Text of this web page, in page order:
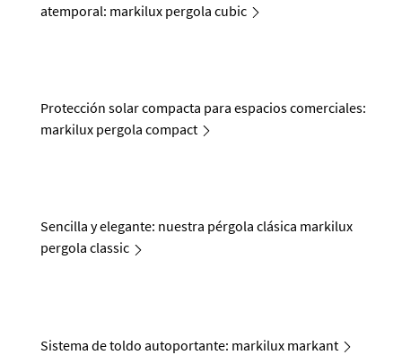
atemporal: markilux pergola cubic
Protección solar compacta para espacios comerciales:
markilux pergola compact
Sencilla y elegante: nuestra pérgola clásica markilux
pergola classic
Sistema de toldo autoportante: markilux markant